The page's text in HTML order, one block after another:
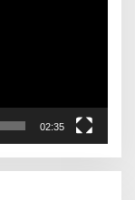
02:35